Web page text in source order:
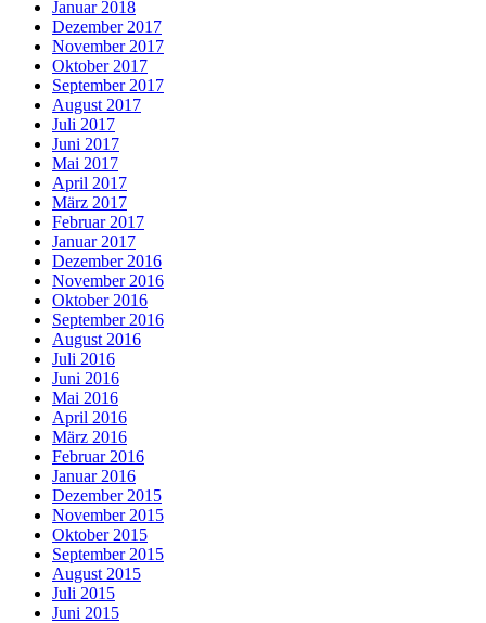
Januar 2018
Dezember 2017
November 2017
Oktober 2017
September 2017
August 2017
Juli 2017
Juni 2017
Mai 2017
April 2017
März 2017
Februar 2017
Januar 2017
Dezember 2016
November 2016
Oktober 2016
September 2016
August 2016
Juli 2016
Juni 2016
Mai 2016
April 2016
März 2016
Februar 2016
Januar 2016
Dezember 2015
November 2015
Oktober 2015
September 2015
August 2015
Juli 2015
Juni 2015